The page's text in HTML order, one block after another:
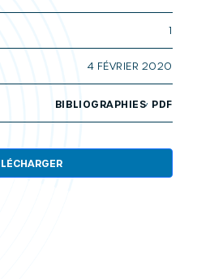
1
4 FÉVRIER 2020
BIBLIOGRAPHIES, PDF